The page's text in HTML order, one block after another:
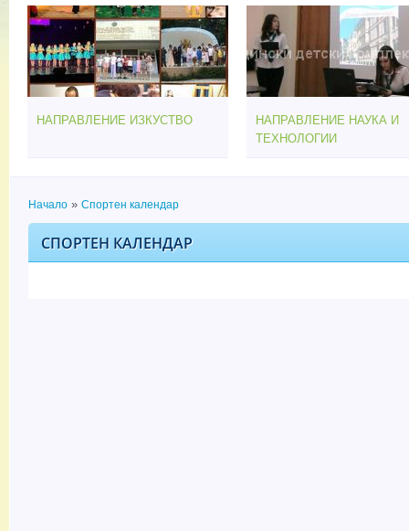
НАПРАВЛЕНИЕ ИЗКУСТВО
НАПРАВЛЕНИЕ НАУКА И
ТЕХНОЛОГИИ
Вие сте тук
Начало » Спортен календар
СПОРТЕН КАЛЕНДАР